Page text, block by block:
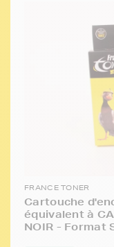
FRANCE TONER
Cartouche
équivalent à
NOIR - Format